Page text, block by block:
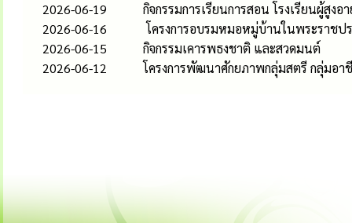
2026-06-19
กิจกรรมการเรียนการสอน โรงเรียนผู้สู
2026-06-16
โครงการอบรมหมอหมู่บ้านในพระราชป
2026-06-15
กิจกรรมเคารพธงชาติ และสวดมนต์
2026-06-12
โครงการพัฒนาศักยภาพกลุ่มสตรี กลุ่มอ